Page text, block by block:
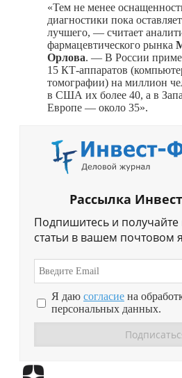
«Тем не менее
диагностики пока
лучшего, — считает
фармацевтического рынка
Орлова. — В России
15 КТ‑аппаратов
томографии) на миллион
в США их более 40, а в
Европе — около 35».
Рассылка
Подпишитесь и
статьи в вашем почтовом
Я даю согласие на
персональных данных.